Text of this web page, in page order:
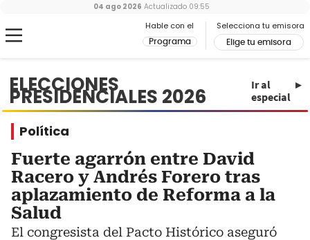
Hable con el
Programa
Selecciona tu emisora
Elige tu emisora
04 ago 2026 Actualizado 09:55
ELECCIONES
PRESIDENCIALES 2026
Ir al
especial
Política
Fuerte agarrón entre David
Racero y Andrés Forero tras
aplazamiento de Reforma a la
Salud
El congresista del Pacto Histórico aseguró